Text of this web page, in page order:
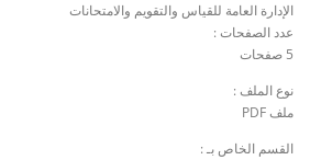
الإدارة العامة للقياس والتقويم والامتحانات
عدد الصفحات :
5 صفحات
نوع الملف :
ملف PDF
القسم الخاص بـ :